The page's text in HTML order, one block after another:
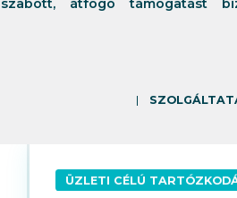
átfogó támogatást
ÜZLETI CÉLÚ